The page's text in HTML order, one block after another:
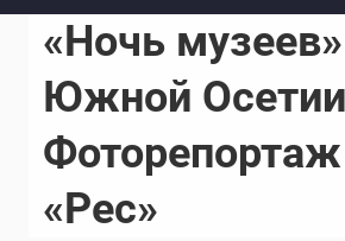
«Ночь
Южной
«Рес»